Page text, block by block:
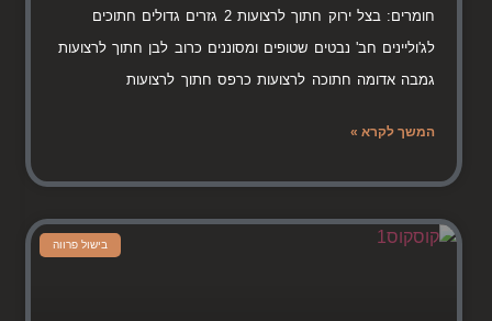
חומרים: בצל ירוק חתוך לרצועות 2 גזרים גדולים חתוכים
לג'וליינים חב' נבטים שטופים ומסוננים כרוב לבן חתוך לרצועות
גמבה אדומה חתוכה לרצועות כרפס חתוך לרצועות
המשך לקרא »
בישול פרווה